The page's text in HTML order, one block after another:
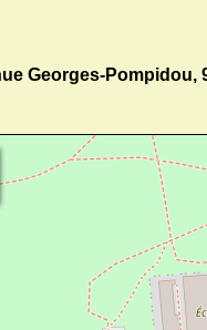
Georges-Pompidou,